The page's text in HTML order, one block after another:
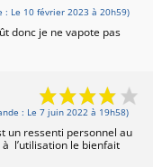
: Le 10 février 2023 à 20h59)
donc je ne vapote pas
: Le 7 juin 2022 à 19h58)
un ressenti personnel au
à l’utilisation le bienfait